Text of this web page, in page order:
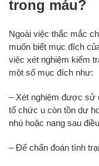
trong máu?
Ngoài việc thắc mắc
muốn biết mục đích
việc xét nghiệm kiểm
một số mục đích như:
– Xét nghiệm được sử
tổ chức u còn tồn dư
nhú hoặc nang sau
– Để chẩn đoán tình